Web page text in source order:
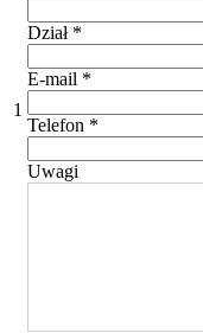
1
Dział *
E-mail *
Telefon *
Uwagi